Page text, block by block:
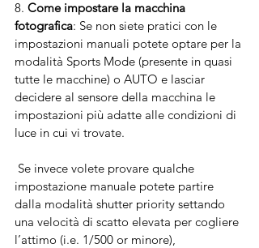
8. Come impostare la macchina
fotografica: Se non siete pratici con le
impostazioni manuali potete optare per la
modalità Sports Mode (presente in quasi
tutte le macchine) o AUTO e lasciar
decidere al sensore della macchina le
impostazioni più adatte alle condizioni di
luce in cui vi trovate.
impostazione manuale potete partire
dalla modalità shutter priority settando
una velocità di scatto elevata per cogliere
l’attimo (i.e. 1/500 or minore),